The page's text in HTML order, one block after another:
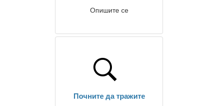
Опишите се
Почните да тражите